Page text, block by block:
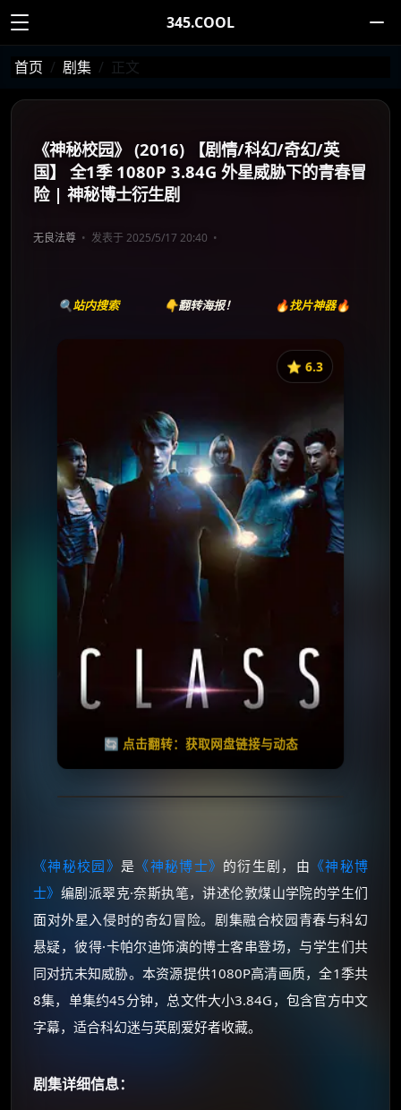
345.COOL
首页 剧集 正文
《神秘校园》 (2016) 【剧情/科幻/奇幻/英
国】 全1季 1080P 3.84G 外星威胁下的青春冒
险 | 神秘博士衍生剧
无良法尊 发表于 2025/5/17 20:40
🔍站内搜索 👇翻转海报！ 🔥找片神器🔥
⭐️ 6.3
🔄 点击翻转：获取网盘链接与动态
《神秘校园》
⭐️ 评分：6.3 | 🎬 2016年
✅ 已完结
夸克网盘
《神秘校园》 是 《神秘博士》 的衍生剧，由 《神秘博
士》 编剧派翠克·奈斯执笔，讲述伦敦煤山学院的学生们
面对外星入侵时的奇幻冒险。剧集融合校园青春与科幻
悬疑，彼得·卡帕尔迪饰演的博士客串登场，与学生们共
同对抗未知威胁。本资源提供1080P高清画质，全1季共
8集，单集约45分钟，总文件大小3.84G，包含官方中文
字幕，适合科幻迷与英剧爱好者收藏。
剧集详细信息：